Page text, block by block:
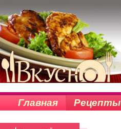
Главная Рецепты